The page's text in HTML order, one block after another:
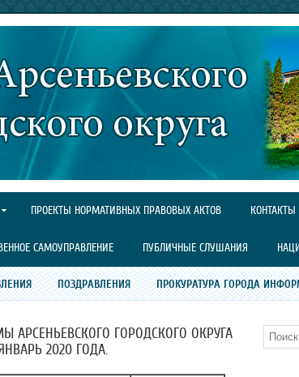
ПРОЕКТЫ НОРМАТИВНЫХ ПРАВОВЫХ АКТОВ КОНТАКТЫ
САМОУПРАВЛЕНИЕ ПУБЛИЧНЫЕ СЛУШАНИЯ
ПОЗДРАВЛЕНИЯ ПРОКУРАТУРА ГОРОДА
АРСЕНЬЕВСКОГО ГОРОДСКОГО ОКРУГА
2020 ГОДА.
Поиск